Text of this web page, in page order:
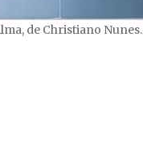
de Christiano Nunes.